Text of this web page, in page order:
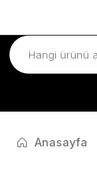
Anasayfa